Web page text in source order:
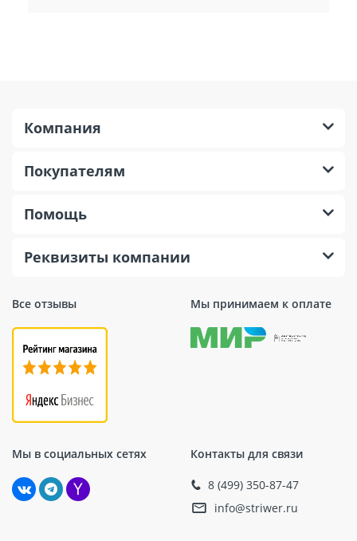
Все отзывы Мы принимаем к оплате
Мы в социальных сетях Контакты для связи
8 (499) 350-87-47
info@striwer.ru
Компания
Покупателям
Помощь
Реквизиты компании